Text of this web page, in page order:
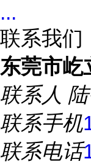
...
联系我们
东莞市屹
联系人
联系手机
联系电话